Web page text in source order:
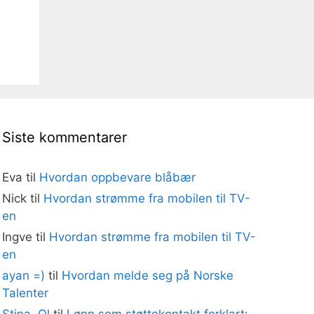
Siste kommentarer
Eva til Hvordan oppbevare blåbær
Nicktil Hvordan strømme fra mobilen til TV-
en
Ingve til Hvordan strømme fra mobilen til TV-
en
ayan =) til Hvordan melde seg på Norske
Talenter